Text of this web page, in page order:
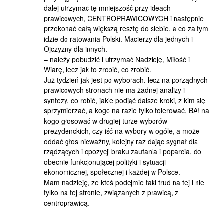
dalej utrzymać tę mniejszość przy ideach
prawicowych, CENTROPRAWICOWYCH i następnie
przekonać całą większą resztę do siebie, a co za tym
idzie do ratowania Polski, Macierzy dla jednych i
Ojczyzny dla innych.
– należy pobudzić i utrzymać Nadzieję, Miłość i
Wiarę, lecz jak to zrobić, co zrobić.
Już tydzień jak jest po wyborach, lecz na porządnych
prawicowych stronach nie ma żadnej analizy i
syntezy, co robić, jakie podjąć dalsze kroki, z kim się
sprzymierzać, a kogo na razie tylko tolerować, BA! na
kogo głosować w drugiej turze wyborów
prezydenckich, czy iść na wybory w ogóle, a może
oddać głos nieważny, kolejny raz dając sygnał dla
rządzących i opozycji braku zaufania i poparcia, do
obecnie funkcjonującej polityki i sytuacji
ekonomicznej, społecznej i każdej w Polsce.
Mam nadzieję, ze ktoś podejmie taki trud na tej i nie
tylko na tej stronie, związanych z prawicą, z
centroprawicą.